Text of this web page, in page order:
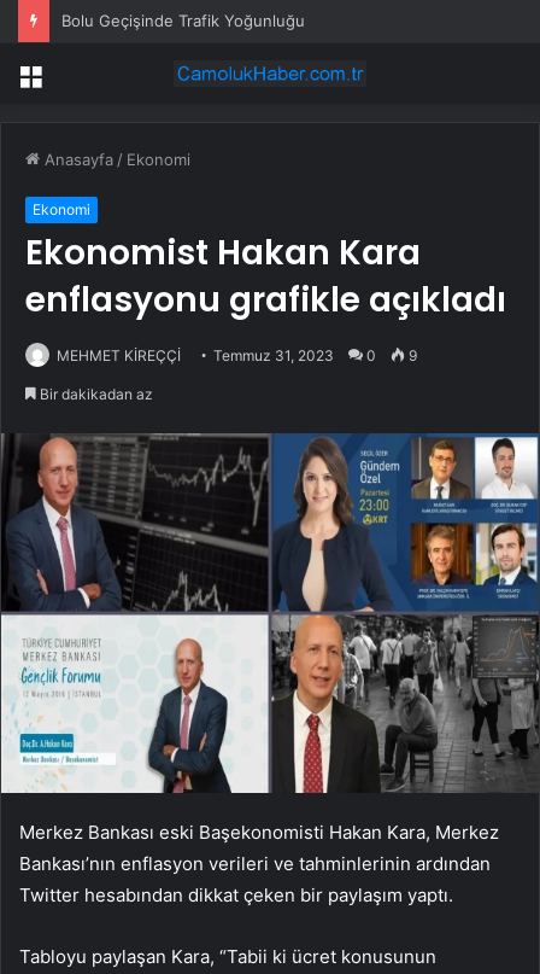
Bolu Geçişinde Trafik Yoğunluğu
Menü
Anasayfa / Ekonomi
Ekonomi
Ekonomist Hakan Kara
enflasyonu grafikle açıkladı
MEHMET KİREÇÇİ Temmuz 31, 2023 0 9
Bir dakikadan az
Merkez Bankası eski Başekonomisti Hakan Kara, Merkez
Bankası’nın enflasyon verileri ve tahminlerinin ardından
Twitter hesabından dikkat çeken bir paylaşım yaptı.
Tabloyu paylaşan Kara, “Tabii ki ücret konusunun